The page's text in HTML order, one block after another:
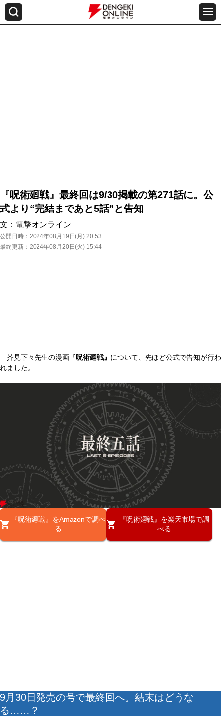
『呪術廻戦』最終回は9/30掲載の第271話に。公
式より“完結まであと5話”と告知
文： 電撃オンライン
公開日時： 2024年08月19日(月) 20:53
最終更新： 2024年08月20日(火) 15:44
芥見下々先生の漫画 『呪術廻戦』 について、先ほど公式で告知が行わ
れました。
『呪術廻戦』をAmazonで調べ
る
『呪術廻戦』を楽天市場で調
べる
9月30日発売の号で最終回へ。結末はどうな
る……？